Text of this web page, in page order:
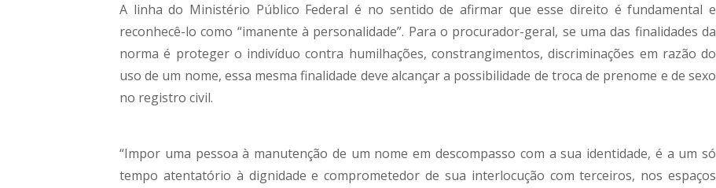
A linha do Ministério Público Federal é no sentido de afirmar que esse direito é fundamental e
reconhecê-lo como “imanente à personalidade”. Para o procurador-geral, se uma das finalidades da
norma é proteger o indivíduo contra humilhações, constrangimentos, discriminações em razão do
uso de um nome, essa mesma finalidade deve alcançar a possibilidade de troca de prenome e de sexo
no registro civil.
“Impor uma pessoa à manutenção de um nome em descompasso com a sua identidade, é a um só
tempo atentatório à dignidade e comprometedor de sua interlocução com terceiros, nos espaços